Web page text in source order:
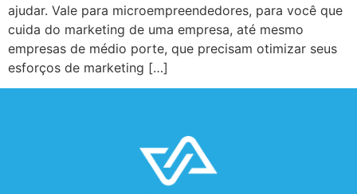
ajudar. Vale para microempreendedores, para você que
cuida do marketing de uma empresa, até mesmo
empresas de médio porte, que precisam otimizar seus
esforços de marketing […]